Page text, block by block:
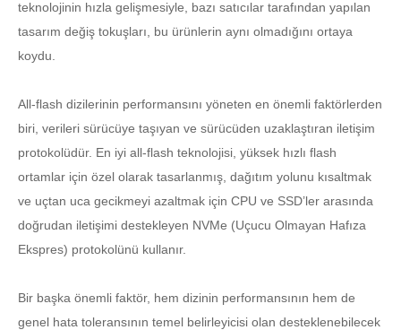
teknolojinin hızla gelişmesiyle, bazı satıcılar tarafından yapılan
tasarım değiş tokuşları, bu ürünlerin aynı olmadığını ortaya
koydu.
All-flash dizilerinin performansını yöneten en önemli faktörlerden
biri, verileri sürücüye taşıyan ve sürücüden uzaklaştıran iletişim
protokolüdür. En iyi all-flash teknolojisi, yüksek hızlı flash
ortamlar için özel olarak tasarlanmış, dağıtım yolunu kısaltmak
ve uçtan uca gecikmeyi azaltmak için CPU ve SSD’ler arasında
doğrudan iletişimi destekleyen NVMe (Uçucu Olmayan Hafıza
Ekspres) protokolünü kullanır.
Bir başka önemli faktör, hem dizinin performansının hem de
genel hata toleransının temel belirleyicisi olan desteklenebilecek